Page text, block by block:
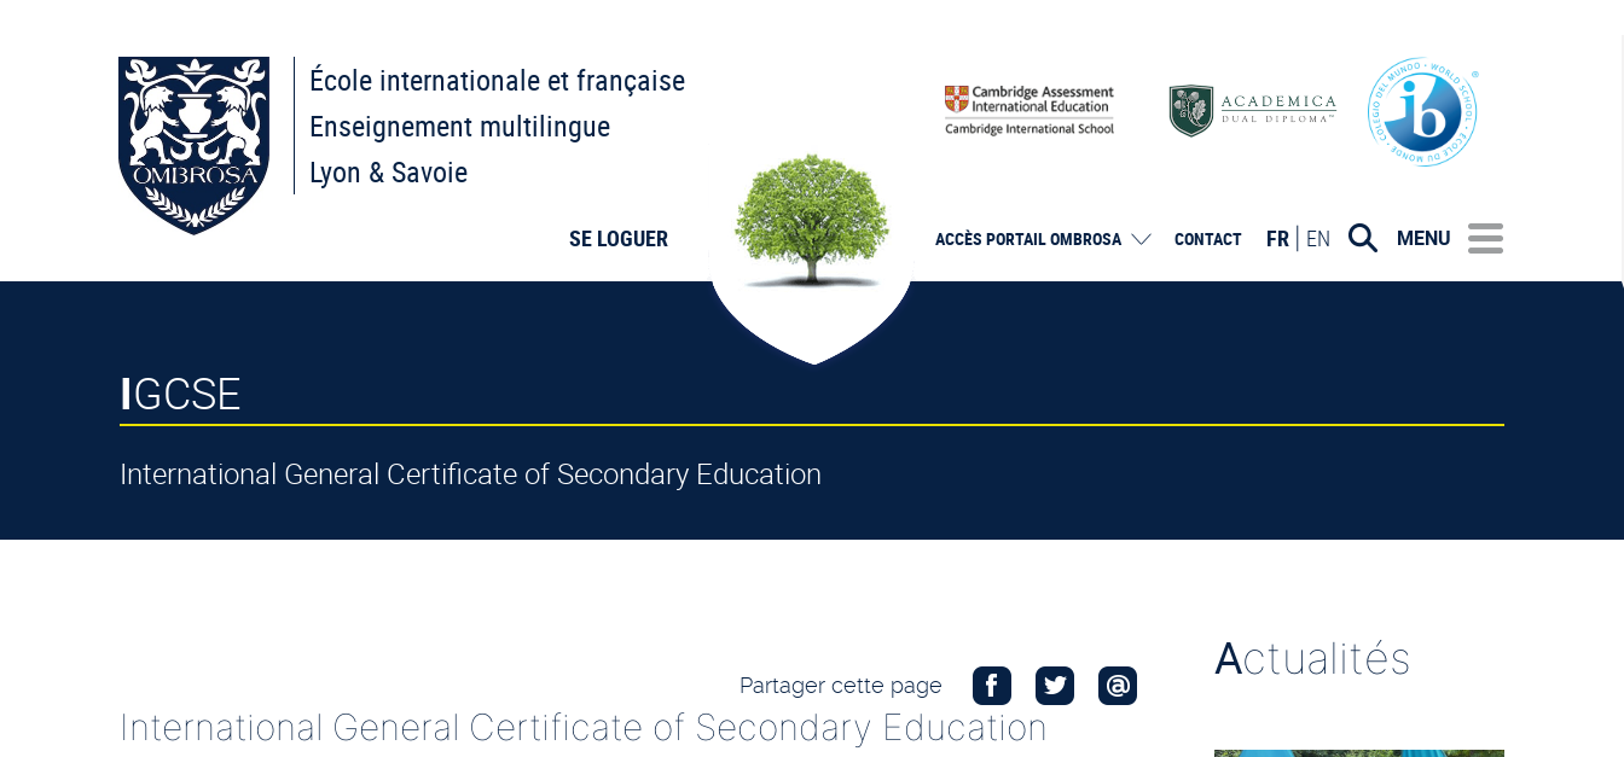
École internationale et française
Enseignement multilingue
Lyon & Savoie
SE LOGUER ACCÈS PORTAILOMBROSA CONTACT FR EN MENU
IGCSE
International General Certificate of Secondary Education
Partager cette page
International General Certificate of Secondary Education
Actualités